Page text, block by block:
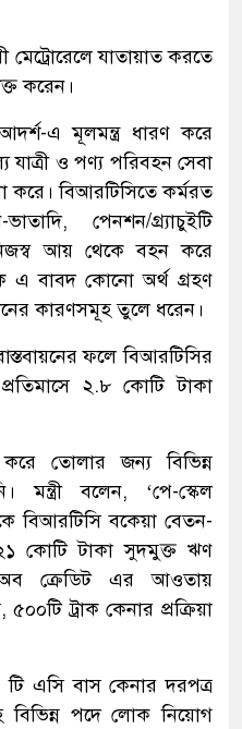
মেট্রোরেলে যাতায়াত করতে
করেন।
এ মূলমন্ত্র ধারণ করে
যাত্রী ও পণ্য পরিবহন সেবা
করে। বিআরটিসিতে কর্মরত
পেনশন/গ্র্যাচুইটি
আয় থেকে বহন করে
এ বাবদ কোনো অর্থ গ্রহণ
কারণসমূহ তুলে ধরেন।
ফলে বিআরটিসির
২.৮ কোটি টাকা
তোলার জন্য বিভিন্ন
বলেন, ‘পে-স্কেল
বিআরটিসি বকেয়া বেতন-
কোটি টাকা সুদমুক্ত ঋণ
অব ক্রেডিট এর আওতায়
ট্রাক কেনার প্রক্রিয়া
এসি বাস কেনার দরপত্র
বিভিন্ন পদে লোক নিয়োগ